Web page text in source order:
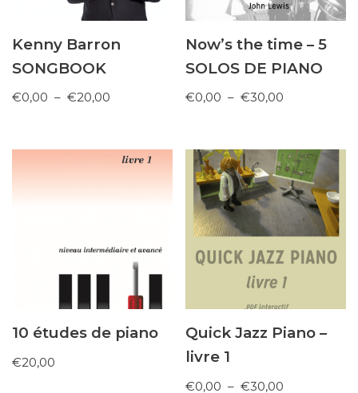
Kenny Barron
SONGBOOK
€0,00 – €20,00
Now’s the time – 5
SOLOS DE PIANO
€0,00 – €30,00
10 études de piano
€20,00
Quick Jazz Piano –
livre 1
€0,00 – €30,00